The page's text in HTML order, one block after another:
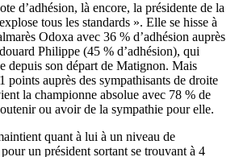
d’adhésion, là encore, la présidente de la
tous les standards ». Elle se hisse à
Odoxa avec 36 % d’adhésion auprès
Philippe (45 % d’adhésion), qui
depuis son départ de Matignon. Mais
points auprès des sympathisants de droite
la championne absolue avec 78 % de
ou avoir de la sympathie pour elle.
quant à lui à un niveau de
un président sortant se trouvant à 4